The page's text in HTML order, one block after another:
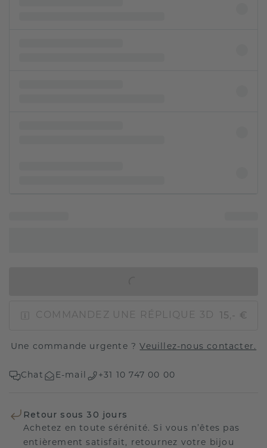
COMMANDEZ UNE RÉPLIQUE 3D 15,- €
Une commande urgente ?Veuillez-nous contacter.
Chat E-mail +31 10 747 00 00
Retour sous 30 jours
Achetez en toute sérénité. Si vous n’êtes pas
entièrement satisfait, retournez votre bijou